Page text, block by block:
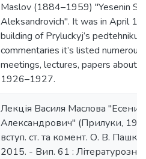
Maslov (1884–1959) "Yesenin
Aleksandrovich". It was in April
building of Pryluсkyj’s
commentaries it’s listed
meetings, lectures, papers about
1926–1927.
Лекція Василя Маслова
Александрович" (Прилуки,
вступ. ст. та комент. О. В. Пашко
2015. - Вип. 61 :